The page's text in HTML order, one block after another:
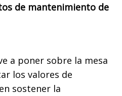
de mantenimiento de
a poner sobre la mesa
los valores de
sostener la